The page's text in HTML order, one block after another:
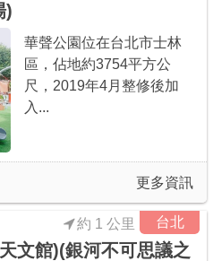
)
華聲公園位在台北市士林
區，佔地約3754平方公
尺，2019年4月整修後加
入...
更多資訊
台北
文館)(銀河不可思議之
約 1 公里